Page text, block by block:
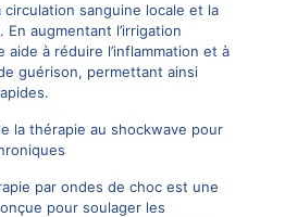
sanguine locale et la
augmentant l’irrigation
à réduire l’inflammation et à
guérison, permettant ainsi
la thérapie au shockwave pour
par ondes de choc est une
pour soulager les